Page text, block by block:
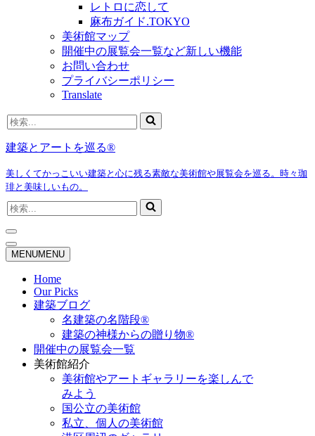
レトロに恋して
麻布ガイド.TOKYO
美術館マップ
開催中の展覧会一覧など新しい機能
お問い合わせ
プライバシーポリシー
Translate
検
索...
建築とアートを巡る®
美しくてかっこいい建築と心に残る素敵な美術館や展覧会を巡る。時々珈
琲と美味しいもの。
検
索...
ナ
ビ
ゲ
ナ
ビ
MENUMENU
Home
Our Picks
建築ブログ
名建築の名階段®
建築の神様からの贈り物®
開催中の展覧会一覧
美術館紹介
美術館やアートギャラリーを楽しんで
みよう
国公立の美術館
私立、個人の美術館